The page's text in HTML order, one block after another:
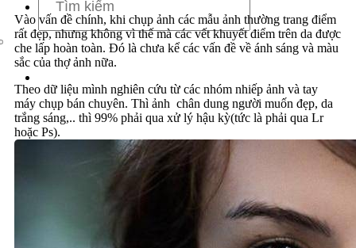
Vào vấn đề chính, khi chụp ảnh các mẫu ảnh thường trang điểm
rất đẹp, nhưng không vì thế mà các vết khuyết điểm trên da được
che lấp hoàn toàn. Đó là chưa kể các vấn đề về ánh sáng và màu
sắc của thợ ảnh nữa.
Theo dữ liệu mình nghiên cứu từ các nhóm nhiếp ảnh và tay
máy chụp bán chuyên. Thì ảnh chân dung người muốn đẹp, da
trắng sáng,.. thì 99% phải qua xử lý hậu kỳ(tức là phải qua Lr
hoặc Ps).